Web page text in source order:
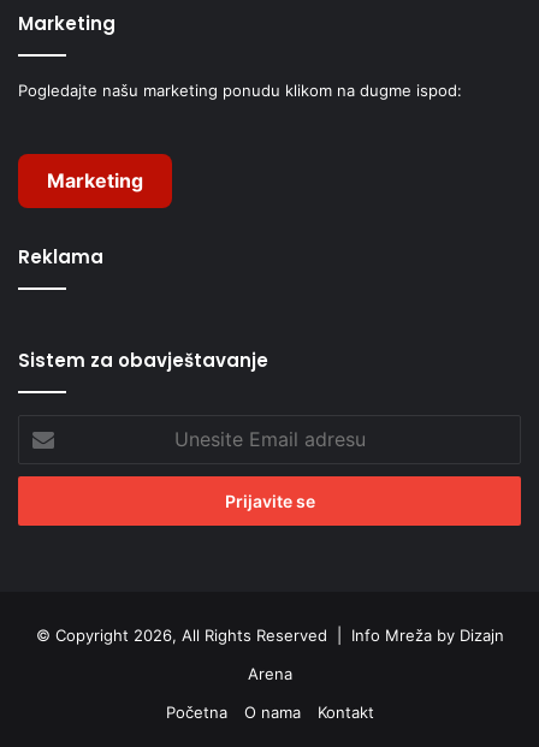
Marketing
Pogledajte našu marketing ponudu klikom na dugme ispod:
Marketing
Reklama
Sistem za obavještavanje
Email
adresu
© Copyright 2026, All Rights Reserved | Info Mreža by Dizajn
Arena
Početna
O nama Kontakt